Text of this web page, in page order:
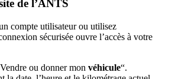
de l’ANTS
compte utilisateur ou utilisez
sécurisée ouvre l’accès à votre
ou donner mon véhicule“.